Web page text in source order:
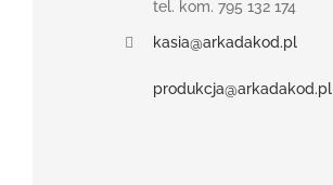
tel. kom. 795 132 174
kasia@arkadakod.pl
produkcja@arkadakod.pl